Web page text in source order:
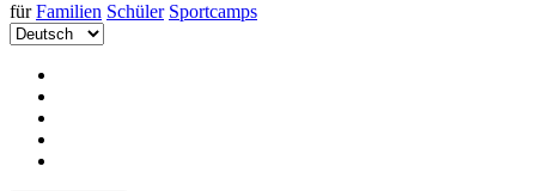
für Familien Schüler Sportcamps